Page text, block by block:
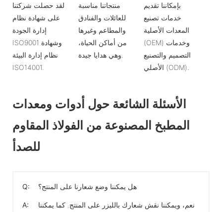
لقد حصلت شركتنا
على شهادة نظام
إدارة الجودة
ISO9001 وشهادة
نظام إدارة البيئة
ISO14001.
منتجاتنا مناسبة
للعائلات والفنادق
والمطاعم وغيرها
من أماكن الحياة،
بإمكاننا تقديم
خدمات تصنيع
المعدات الأصلية
(OEM) وخدمات
التصميم والتصنيع
الأصلي (ODM).
الأسئلة الشائعة حول أدوات ومعدات
المطبخ المصنوعة من الفولاذ المقاوم
للصدأ
Q: هل يمكننا وضع شعارنا على المنتج؟
A:
نعم، ويمكننا نقش شعارك بالليزر على المنتج. كما يمكننا